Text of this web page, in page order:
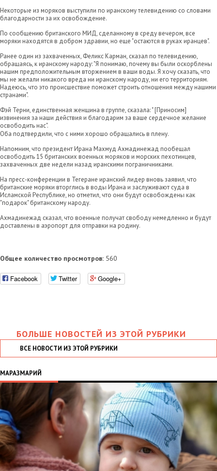
Некоторые из моряков выступили по иранскому телевидению со словами
благодарности за их освобождение.
По сообщению британского МИД, сделанному в среду вечером, все
моряки находятся в добром здравии, но еще "остаются в руках иранцев".
Ранее один из захваченных, Феликс Карман, сказал по телевидению,
обращаясь, к иранскому народу: "Я понимаю, почему вы были оскорблены
нашим предположительным вторжением в ваши воды. Я хочу сказать, что
мы не желали никакого вреда ни иранскому народу, ни его территориям.
Надеюсь, что это происшествие поможет строить отношения между нашими
странами".
Фэй Терни, единственная женщина в группе, сказала: " [Приносим]
извинения за наши действия и благодарим за ваше сердечное желание
освободить нас".
Оба подтвердили, что с ними хорошо обращались в плену.
Напомним, что президент Ирана Махмуд Ахмадинежад пообещал
освободить 15 британских военных моряков и морских пехотинцев,
захваченных две недели назад иранскими пограничниками.
На пресс-конференции в Тегеране иранский лидер вновь заявил, что
британские моряки вторглись в воды Ирана и заслуживают суда в
Исламской Республике, но отметил, что они будут освобождены как
"подарок" британскому народу.
Ахмадинежад сказал, что военные получат свободу немедленно и будут
доставлены в аэропорт для отправки на родину.
Общее количество просмотров: 560
Facebook Twitter Google+
БОЛЬШЕ НОВОСТЕЙ ИЗ ЭТОЙ РУБРИКИ
ВСЕ НОВОСТИ ИЗ ЭТОЙ РУБРИКИ
МАРАЗМАРИЙ